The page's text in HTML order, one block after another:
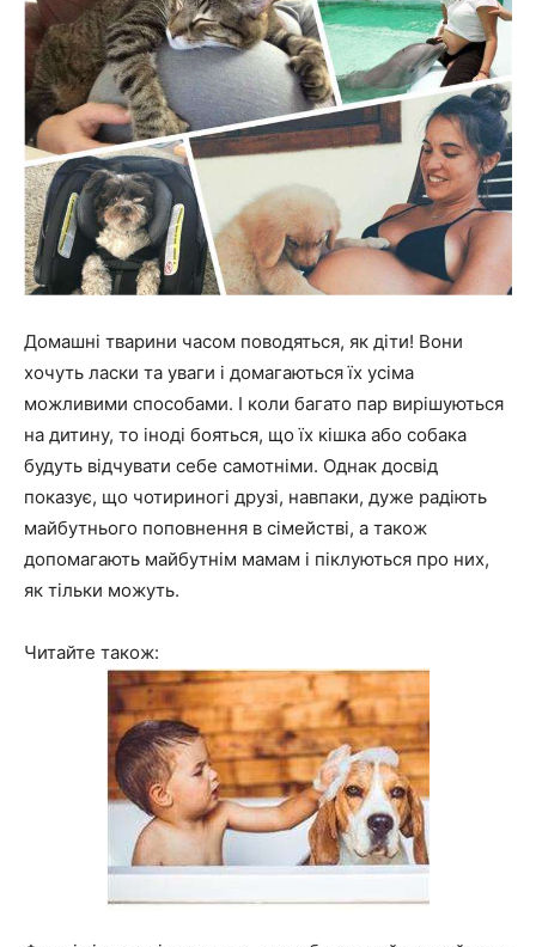
Домашні тварини часом поводяться, як діти! Вони
хочуть ласки та уваги і домагаються їх усіма
можливими способами. І коли багато пар вирішуються
на дитину, то іноді бояться, що їх кішка або собака
будуть відчувати себе самотніми. Однак досвід
показує, що чотириногі друзі, навпаки, дуже радіють
майбутнього поповнення в сімействі, а також
допомагають майбутнім мамам і піклуються про них,
як тільки можуть.
Читайте також: